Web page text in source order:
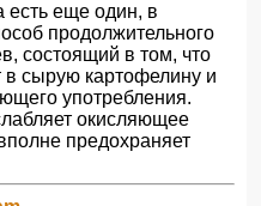
есть еще один, в
продолжительного
состоящий в том, что
сырую картофелину и
употребления.
окисляющее
предохраняет